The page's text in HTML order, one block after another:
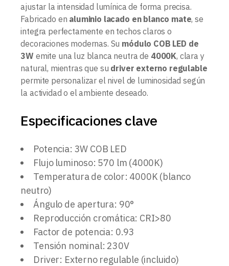
ajustar la intensidad lumínica de forma precisa.
Fabricado en aluminio lacado en blanco mate, se
integra perfectamente en techos claros o
decoraciones modernas. Su módulo COB LED de
3W emite una luz blanca neutra de 4000K, clara y
natural, mientras que su driver externo regulable
permite personalizar el nivel de luminosidad según
la actividad o el ambiente deseado.
Especificaciones clave
Potencia: 3W COB LED
Flujo luminoso: 570 lm (4000K)
Temperatura de color: 4000K (blanco
neutro)
Ángulo de apertura: 90°
Reproducción cromática: CRI>80
Factor de potencia: 0.93
Tensión nominal: 230V
Driver: Externo regulable (incluido)